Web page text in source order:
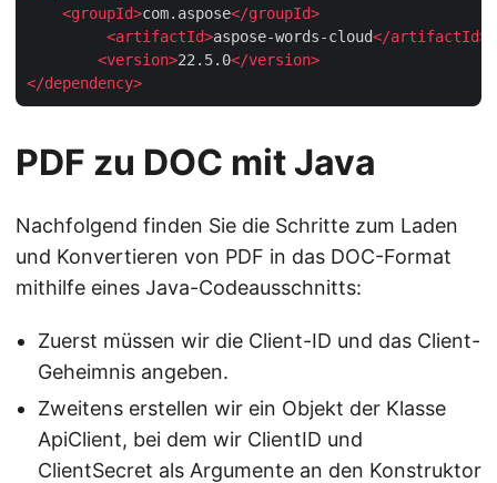
<groupId>com.aspose</groupId>
<artifactId>aspose-words-cloud</artifactId>
<version>22.5.0</version>
</dependency>
PDF zu DOC mit Java
Nachfolgend finden Sie die Schritte zum Laden
und Konvertieren von PDF in das DOC-Format
mithilfe eines Java-Codeausschnitts:
Zuerst müssen wir die Client-ID und das Client-
Geheimnis angeben.
Zweitens erstellen wir ein Objekt der Klasse
ApiClient, bei dem wir ClientID und
ClientSecret als Argumente an den Konstruktor